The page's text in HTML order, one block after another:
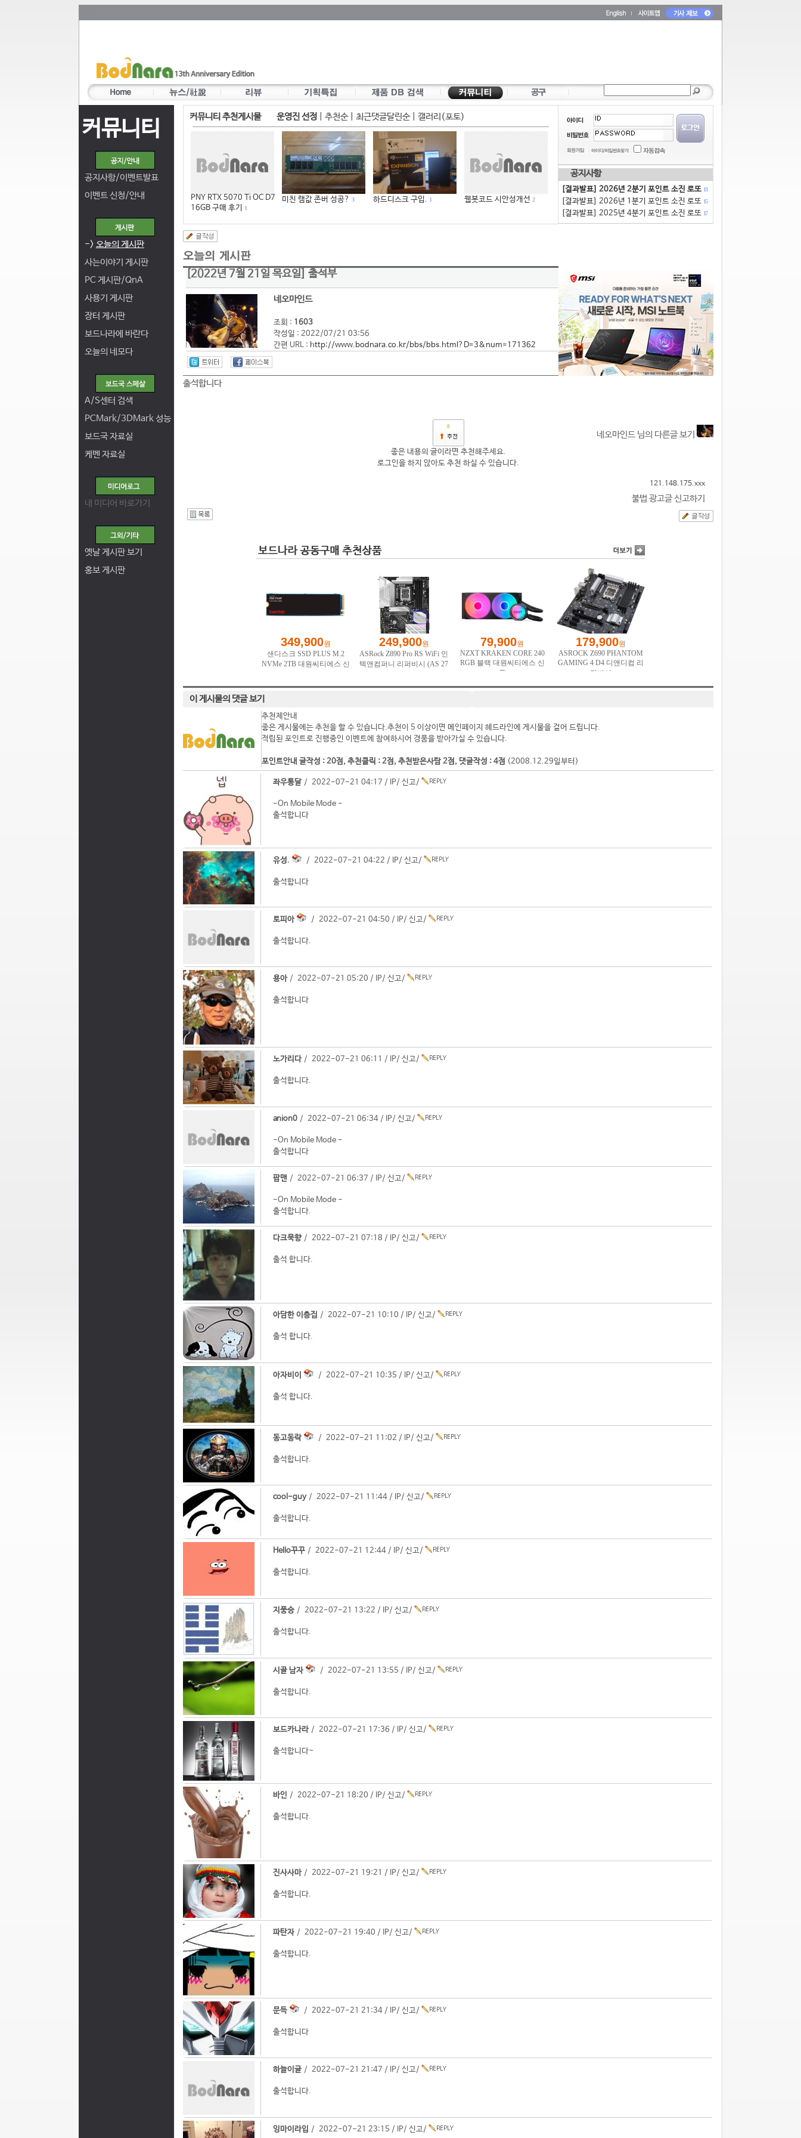
커뮤니티
공지사항/이벤트발표
이벤트 신청/안내
-> 오늘의 게시판
사는이야기 게시판
PC 게시판/QnA
사용기 게시판
장터 게시판
보드나라에 바란다
오늘의 네모다
A/S센터 검색
PCMark/3DMark 성능
보드국 자료실
케벤 자료실
내 미디어 바로가기
옛날 게시판 보기
홍보 게시판
커뮤니티 추천게시물 운영진 선정 추천순| 최근댓글달린순| 갤러리(포토)
PNY RTX 5070 Ti OC D7
16GB 구매 후기
1
미친 램값 존버 성공? 3 하드디스크 구입. 1 웹봇코드 시안성개선 2
공지사항
[결과발표] 2026년 2분기 포인트 소진 로또 13
[결과발표] 2026년 1분기 포인트 소진 로또 15
[결과발표] 2025년 4분기 포인트 소진 로또 17
[2022년 7월 21일 목요일] 출석부
네오마인드
조회 : 1603
작성일 : 2022/07/21 03:56
간편 URL : http://www.bodnara.co.kr/bbs/bbs.html?D=3&num=171362
출석합니다
0
네오마인드 님의 다른글 보기
좋은 내용의 글이라면 추천해주세요.
로그인을 하지 않아도 추천 하실 수 있습니다.
121.148.175.xxx
불법 광고글 신고하기
이 게시물의 댓글 보기
추천제안내
좋은 게시물에는 추천을 할 수 있습니다.추천이 5 이상이면 메인페이지 헤드라인에 게시물을 걸어 드립니다.
적립된 포인트로 진행중인 이벤트에 참여하시어 경품을 받아가실 수 있습니다.
포인트안내 글작성 : 20점, 추천클릭 : 2점, 추천받은사람 2점, 댓글작성 : 4점 (2008.12.29일부터)
좌우통달 / 2022-07-21 04:17 / IP/ 신고/
-On Mobile Mode -
출석합니다
유성. / 2022-07-21 04:22 / IP/ 신고/
출석합니다
토피아 / 2022-07-21 04:50 / IP/ 신고/
출석합니다.
용아 / 2022-07-21 05:20 / IP/ 신고/
출석합니다
노가리다 / 2022-07-21 06:11 / IP/ 신고/
출석합니다.
anion0 / 2022-07-21 06:34 / IP/ 신고/
-On Mobile Mode -
출석합니다
팝맨 / 2022-07-21 06:37 / IP/ 신고/
-On Mobile Mode -
출석합니다.
다크묵향 / 2022-07-21 07:18 / IP/ 신고/
출석 합니다.
아담한 이층집 / 2022-07-21 10:10 / IP/ 신고/
출석 합니다.
아자비이 / 2022-07-21 10:35 / IP/ 신고/
출석 합니다.
동고동락 / 2022-07-21 11:02 / IP/ 신고/
출석합니다.
cool-guy/ 2022-07-21 11:44 / IP/ 신고/
출석합니다.
Hello꾸꾸 / 2022-07-21 12:44 / IP/ 신고/
출석합니다.
지풍승 / 2022-07-21 13:22 / IP/ 신고/
출석합니다.
시골 남자 / 2022-07-21 13:55 / IP/ 신고/
출석합니다.
보드카나라 / 2022-07-21 17:36 / IP/ 신고/
출석합니다~
바인 / 2022-07-21 18:20 / IP/ 신고/
출석합니다.
진사사마 / 2022-07-21 19:21 / IP/ 신고/
출석합니다.
파탄자 / 2022-07-21 19:40 / IP/ 신고/
출석합니다.
문득 / 2022-07-21 21:34 / IP/ 신고/
출석합니다
하늘이글 / 2022-07-21 21:47 / IP/ 신고/
출석합니다.
잉마이라입 / 2022-07-21 23:15 / IP/ 신고/